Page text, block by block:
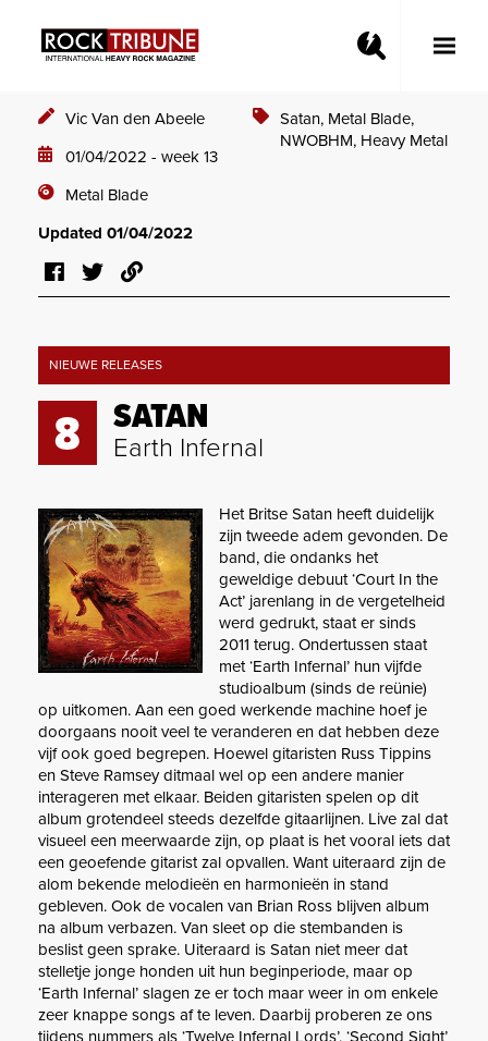
Toggle
Vic Van den Abeele
01/04/2022 - week 13
Metal Blade
Satan, Metal Blade,
NWOBHM, Heavy Metal
Updated 01/04/2022
NIEUWE RELEASES
8 SATAN
Earth Infernal
Het Britse Satan heeft duidelijk
zijn tweede adem gevonden. De
band, die ondanks het
geweldige debuut ‘Court In the
Act’ jarenlang in de vergetelheid
werd gedrukt, staat er sinds
2011 terug. Ondertussen staat
met ‘Earth Infernal’ hun vijfde
studioalbum (sinds de reünie)
op uitkomen. Aan een goed werkende machine hoef je
doorgaans nooit veel te veranderen en dat hebben deze
vijf ook goed begrepen. Hoewel gitaristen Russ Tippins
en Steve Ramsey ditmaal wel op een andere manier
interageren met elkaar. Beiden gitaristen spelen op dit
album grotendeel steeds dezelfde gitaarlijnen. Live zal dat
visueel een meerwaarde zijn, op plaat is het vooral iets dat
een geoefende gitarist zal opvallen. Want uiteraard zijn de
alom bekende melodieën en harmonieën in stand
gebleven. Ook de vocalen van Brian Ross blijven album
na album verbazen. Van sleet op die stembanden is
beslist geen sprake. Uiteraard is Satan niet meer dat
stelletje jonge honden uit hun beginperiode, maar op
‘Earth Infernal’ slagen ze er toch maar weer in om enkele
zeer knappe songs af te leven. Daarbij proberen ze ons
tijdens nummers als ‘Twelve Infernal Lords’, ‘Second Sight’